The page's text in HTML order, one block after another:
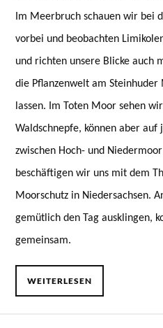
Im Meerbruch schauen wir bei
vorbei und beobachten
und richten unsere Blicke auch
die Pflanzenwelt am
lassen. Im Toten Moor sehen
Waldschnepfe, können aber auf
zwischen Hoch- und
beschäftigen wir uns mit dem
Moorschutz in Niedersachsen.
gemütlich den Tag ausklingen,
gemeinsam.
WEITERLESEN